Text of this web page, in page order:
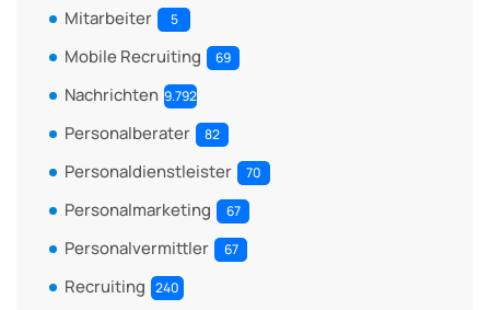
Mitarbeiter 5
Mobile Recruiting 69
Nachrichten 9.792
Personalberater 82
Personaldienstleister 70
Personalmarketing 67
Personalvermittler 67
Recruiting 240